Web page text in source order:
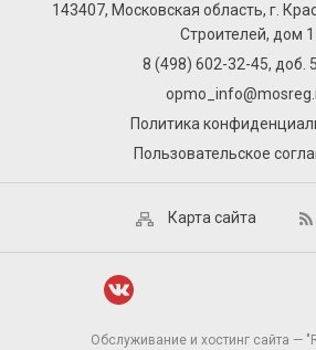
143407, Московская область, г.
Строителей, дом 1
8 (498) 602-32-45, доб.
Политика
Пользовательское
Карта сайта
Обслуживание и хостинг сайта —